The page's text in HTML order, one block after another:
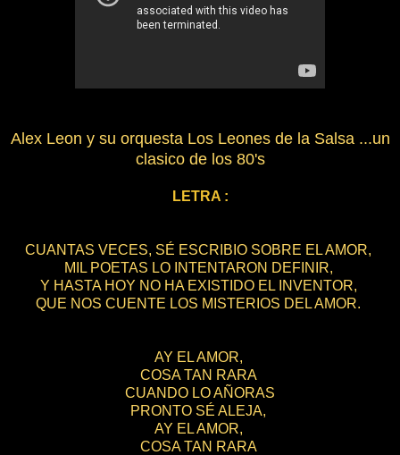
Alex Leon y su orquesta Los Leones de la Salsa ...un
clasico de los 80's
LETRA :
CUANTAS VECES, SÉ ESCRIBIO SOBRE EL AMOR,
MIL POETAS LO INTENTARON DEFINIR,
Y HASTA HOY NO HA EXISTIDO EL INVENTOR,
QUE NOS CUENTE LOS MISTERIOS DEL AMOR.
AY EL AMOR,
COSA TAN RARA
CUANDO LO AÑORAS
PRONTO SÉ ALEJA,
AY EL AMOR,
COSA TAN RARA